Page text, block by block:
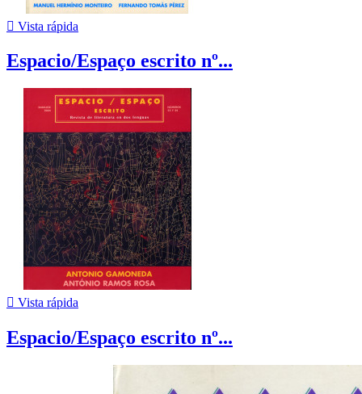
 Vista rápida
Espacio/Espaço escrito nº...
 Vista rápida
Espacio/Espaço escrito nº...